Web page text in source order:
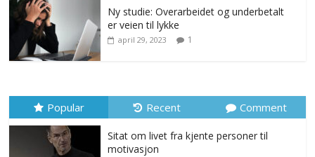
Ny studie: Overarbeidet og underbetalt
er veien til lykke
april 29, 2023 1
Popular Recent Comment
Sitat om livet fra kjente personer til
motivasjon